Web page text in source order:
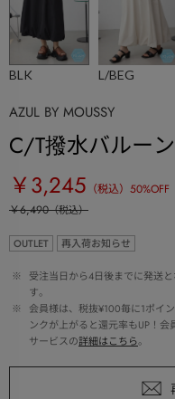
BLK L/BEG
AZUL BY MOUSSY
C/T撥水バルー
￥3,245 （税込） 50%OFF
￥6,490（税込）
OUTLET 再入荷お知らせ
※
受注当日から4日後までに発送
す。
※
会員様は、税抜¥100毎に1ポイ
ンクが上がると還元率もUP！
サービスの詳細はこちら。